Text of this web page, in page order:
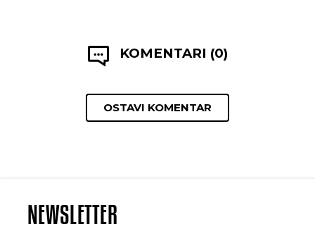
KOMENTARI (0)
OSTAVI KOMENTAR
NEWSLETTER